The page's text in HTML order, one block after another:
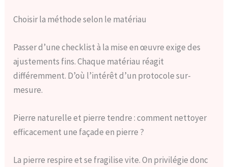
Choisir la méthode selon le matériau
Passer d’une checklist à la mise en œuvre exige des
ajustements fins. Chaque matériau réagit
différemment. D’où l’intérêt d’un protocole sur-
mesure.
Pierre naturelle et pierre tendre : comment nettoyer
efficacement une façade en pierre ?
La pierre respire et se fragilise vite. On privilégie donc